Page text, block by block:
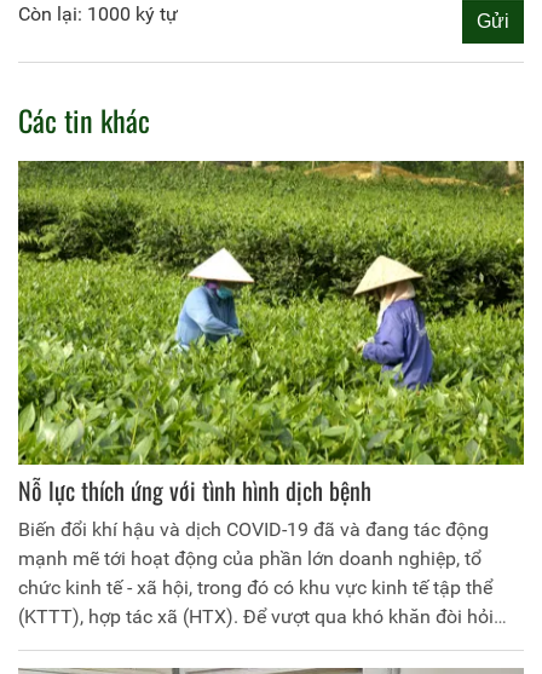
Còn lại: 1000 ký tự
Các tin khác
Nỗ lực thích ứng với tình hình dịch bệnh
Biến đổi khí hậu và dịch COVID-19 đã và đang tác động
mạnh mẽ tới hoạt động của phần lớn doanh nghiệp, tổ
chức kinh tế - xã hội, trong đó có khu vực kinh tế tập thể
(KTTT), hợp tác xã (HTX). Để vượt qua khó khăn đòi hỏi
các HTX phải chủ động tìm giải pháp để nâng cao năng